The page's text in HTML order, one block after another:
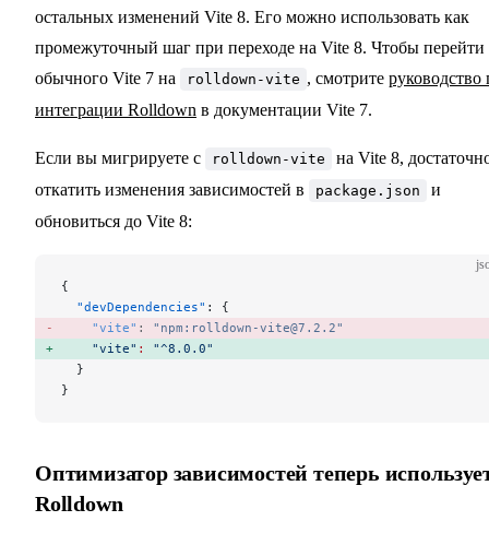
остальных изменений Vite 8. Его можно использовать как
промежуточный шаг при переходе на Vite 8. Чтобы перейти
обычного Vite 7 на
rolldown-vite , смотрите руководство
интеграции Rolldown в документации Vite 7.
Если вы мигрируете с rolldown-vite
на Vite 8,
откатить изменения зависимостей в
package.json
и
обновиться до Vite 8:
{
  "devDependencies"
: {
    "vite"
: "npm:rolldown-vite@7.2.2"
    "vite"
:
"^8.0.0"
  }
}
Оптимизатор зависимостей теперь
Rolldown